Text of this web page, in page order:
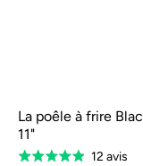
La poêle à frire
11"
Évalué
12 avis